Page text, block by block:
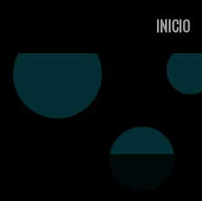
INICIO